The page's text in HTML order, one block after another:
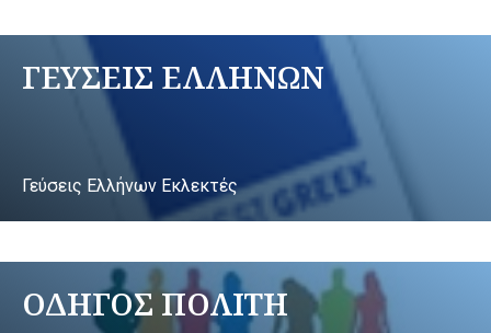
ΓΕΥΣΕΙΣ ΕΛΛΗΝΩΝ
Γεύσεις Ελλήνων Εκλεκτές
ΟΔΗΓΟΣ ΠΟΛΙΤΗ